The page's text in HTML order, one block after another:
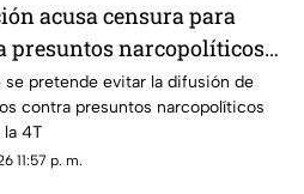
acusa censura para
presuntos narcopolíticos
a la 4T
se pretende evitar la difusión de
contra presuntos narcopolíticos
la 4T
11:57 p. m.